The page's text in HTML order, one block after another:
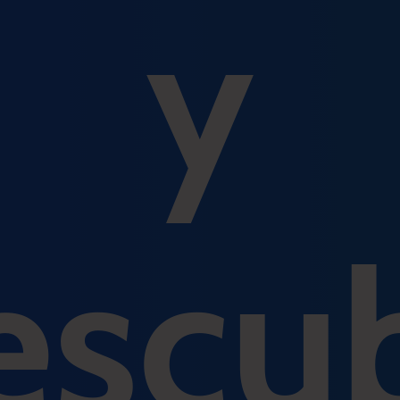
y